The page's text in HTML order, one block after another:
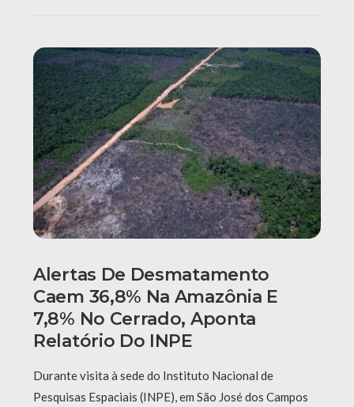
Alertas De Desmatamento
Caem 36,8% Na Amazônia E
7,8% No Cerrado, Aponta
Relatório Do INPE
Durante visita à sede do Instituto Nacional de
Pesquisas Espaciais (INPE), em São José dos Campos